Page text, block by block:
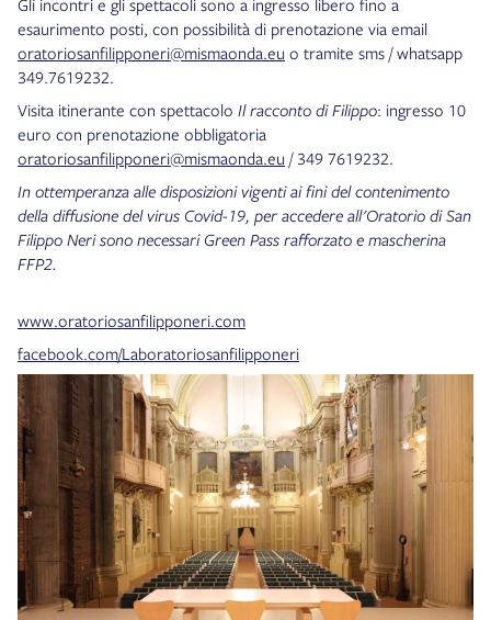
Gli incontri e gli spettacoli sono a ingresso libero fino a
esaurimento posti, con possibilità di prenotazione via email
oratoriosanfilipponeri@mismaonda.eu o tramite sms / whatsapp
349.7619232.
Visita itinerante con spettacolo Il racconto di Filippo: ingresso 10
euro con prenotazione obbligatoria
oratoriosanfilipponeri@mismaonda.eu / 349 7619232.
In ottemperanza alle disposizioni vigenti ai fini del contenimento
della diffusione del virus Covid-19, per accedere all'Oratorio di San
Filippo Neri sono necessari Green Pass rafforzato e mascherina
FFP2.
www.oratoriosanfilipponeri.com
facebook.com/Laboratoriosanfilipponeri